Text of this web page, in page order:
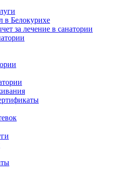
в Белокурихе
за лечение в санатории